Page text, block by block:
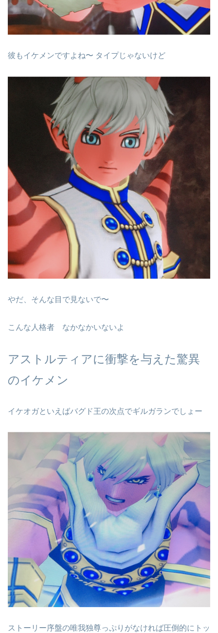
彼もイケメンですよね〜 タイプじゃないけど
やだ、そんな目で見ないで〜
こんな人格者 なかなかいないよ
アストルティアに衝撃を与えた驚異
のイケメン
イケオガといえばバグド王の次点でギルガランでしょー
ストーリー序盤の唯我独尊っぷりがなければ圧倒的にトッ